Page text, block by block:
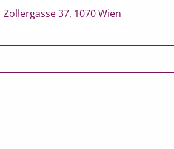
Map
Zollergasse 37, 1070 Wien